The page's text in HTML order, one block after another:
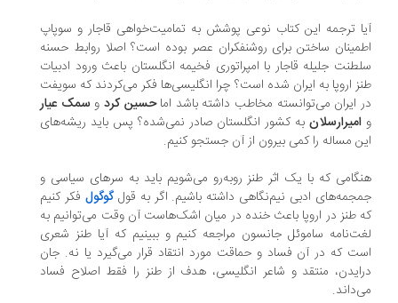
ترجمه این کتاب نوعی پوشش به تمامیت‌خواهی قاجار و سوپاپ
ساختن برای روشنفکران عصر بوده است؟ اصلا روابط حسنه
جلیله قاجار با امپراتوری فخیمه انگلستان باعث ورود ادبیات
اروپا به ایران شده است؟ چرا انگلیسی‌ها فکر می‌کردند که سویفت
ایران می‌توانسته مخاطب داشته باشد اماحسین کردو سمک عیار
امیرارسلانبه کشور انگلستان صادر نمی‌شده؟ پس باید ریشه‌های
مساله را کمی بیرون از آن جستجو کنیم.
که با یک اثر طنز روبه‌رو می‌شویم باید به سرهای سیاسی و
ادبی نیم‌‌­نگاهی داشته باشیم. اگر به قولگوگول فکر کنیم
طنز در اروپا باعث خنده در میان اشک‌هاست آن وقت می‌­توانیم به
ساموئل جانسون مراجعه کنیم و ببینیم که آیا طنز شعری
که در آن فساد و حماقت مورد انتقاد قرار می‌گیرد یا نه. جان
منتقد و شاعر انگليسی، هدف از طنز را فقط اصلاح فساد